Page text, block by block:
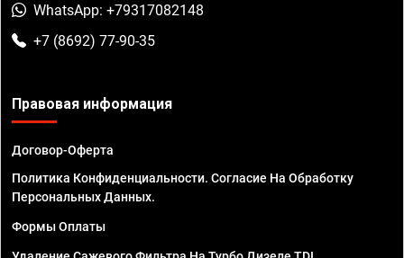
WhatsApp: +79317082148
+7 (8692) 77-90-35
Правовая информация
Договор-Оферта
Политика Конфиденциальности. Согласие На Обработку
Персональных Данных.
Формы Оплаты